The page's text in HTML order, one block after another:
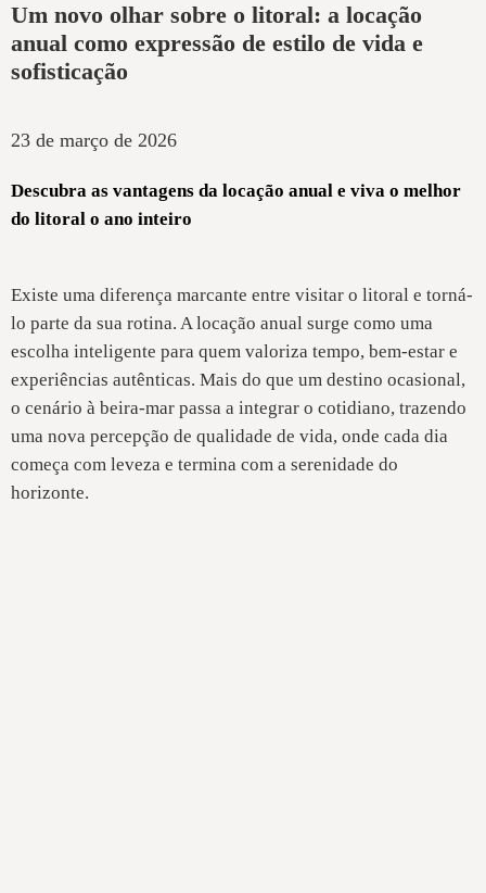
Um novo olhar sobre o litoral: a locação
anual como expressão de estilo de vida e
sofisticação
23 de março de 2026
Descubra as vantagens da locação anual e viva o melhor
do litoral o ano inteiro
Existe uma diferença marcante entre visitar o litoral e torná-
lo parte da sua rotina. A locação anual surge como uma
escolha inteligente para quem valoriza tempo, bem-estar e
experiências autênticas. Mais do que um destino ocasional,
o cenário à beira-mar passa a integrar o cotidiano, trazendo
uma nova percepção de qualidade de vida, onde cada dia
começa com leveza e termina com a serenidade do
horizonte.